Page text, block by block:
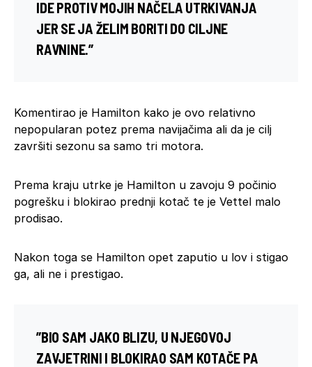
IDE PROTIV MOJIH NAČELA UTRKIVANJA
JER SE JA ŽELIM BORITI DO CILJNE
RAVNINE.”
Komentirao je Hamilton kako je ovo relativno
nepopularan potez prema navijačima ali da je cilj
završiti sezonu sa samo tri motora.
Prema kraju utrke je Hamilton u zavoju 9 počinio
pogrešku i blokirao prednji kotač te je Vettel malo
prodisao.
Nakon toga se Hamilton opet zaputio u lov i stigao
ga, ali ne i prestigao.
”BIO SAM JAKO BLIZU, U NJEGOVOJ
ZAVJETRINI I BLOKIRAO SAM KOTAČE PA